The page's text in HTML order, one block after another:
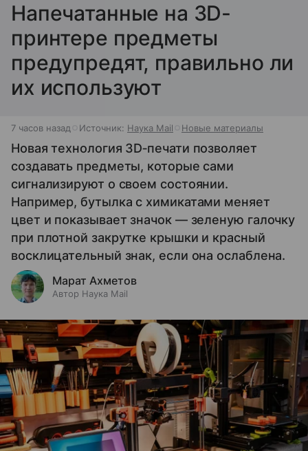
Напечатанные на 3D-
принтере предметы
предупредят, правильно ли
их используют
7 часов назад Источник: Наука Mail Новые материалы
Новая технология 3D‑печати позволяет
создавать предметы, которые сами
сигнализируют о своем состоянии.
Например, бутылка с химикатами меняет
цвет и показывает значок — зеленую галочку
при плотной закрутке крышки и красный
восклицательный знак, если она ослаблена.
Марат Ахметов
Автор Наука Mail